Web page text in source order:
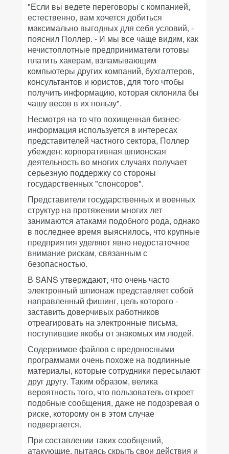
"Если вы ведете переговоры с компанией,
естественно, вам хочется добиться
максимально выгодных для себя условий, -
пояснил Поллер. - И мы все чаще видим, как
нечистоплотные предприниматели готовы
платить хакерам, взламывающим
компьютеры других компаний, бухгалтеров,
консультантов и юристов, для того чтобы
получить информацию, которая склонила бы
чашу весов в их пользу".
Несмотря на то что похищенная бизнес-
информация используется в интересах
представителей частного сектора, Поллер
убежден: корпоративная шпионская
деятельность во многих случаях получает
серьезную поддержку со стороны
государственных "спонсоров".
Представители государственных и военных
структур на протяжении многих лет
занимаются атаками подобного рода, однако
в последнее время выяснилось, что крупные
предприятия уделяют явно недостаточное
внимание рискам, связанным с
безопасностью.
В SANS утверждают, что очень часто
электронный шпионаж представляет собой
направленный фишинг, цель которого -
заставить доверчивых работников
отреагировать на электронные письма,
поступившие якобы от знакомых им людей.
Содержимое файлов с вредоносными
программами очень похоже на подлинные
материалы, которые сотрудники пересылают
друг другу. Таким образом, велика
вероятность того, что пользователь откроет
подобные сообщения, даже не подозревая о
риске, которому он в этом случае
подвергается.
При составлении таких сообщений,
атакующие, пытаясь скрыть свои действия и